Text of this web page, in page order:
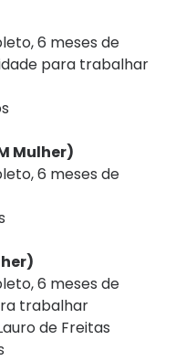
6 meses de
para trabalhar
Mulher)
6 meses de
6 meses de
trabalhar
de Freitas